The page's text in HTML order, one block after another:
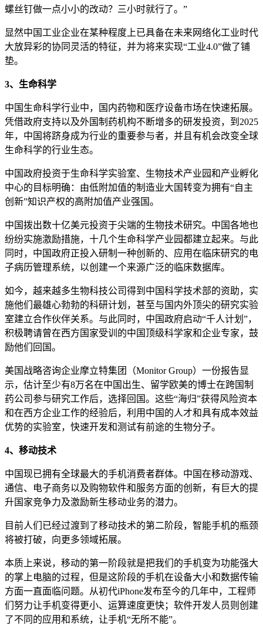
螺丝钉做一点小小的改动？三小时就行了。”
显然中国工业企业在某种程度上已具备在未来网络化工业时代
大放异彩的协同灵活的特征，并为将来实现“工业4.0”做了铺
垫。
3、生命科学
中国生命科学行业中，国内药物和医疗设备市场在快速拓展。
凭借政府支持以及外国制药机构不断增多的研发投资，到2025
年，中国将跻身成为行业的重要参与者，并且有机会改变全球
生命科学的行业生态。
中国政府投资于生命科学实验室、生物技术产业园和产业孵化
中心的目标明确：由低附加值的制造业大国转变为拥有“自主
创新”知识产权的高附加值产业强国。
中国拨出数十亿美元投资于尖端的生物技术研究。中国各地也
纷纷实施激励措施，十几个生命科学产业园都建立起来。与此
同时，中国政府正投入研制一种创新的、应用在临床研究的电
子病历管理系统，以创建一个来源广泛的临床数据库。
如今，越来越多生物科技公司得到中国科学技术部的资助，实
施他们最雄心勃勃的科研计划，甚至与国内外顶尖的研究实验
室建立合作伙伴关系。与此同时，中国政府启动“千人计划”，
积极聘请曾在西方国家受训的中国顶级科学家和企业专家，鼓
励他们回国。
美国战略咨询企业摩立特集团（Monitor Group）一份报告显
示，估计至少有8万名在中国出生、留学欧美的博士在跨国制
药公司参与研究工作后，选择回国。这些“海归”获得风险资本
和在西方企业工作的经验后，利用中国的人才和具有成本效益
优势的实验室，快速开发和测试有前途的生物分子。
4、移动技术
中国现已拥有全球最大的手机消费者群体。中国在移动游戏、
通信、电子商务以及购物软件和服务方面的创新，有巨大的提
升国家竞争力及激励新生移动业务的潜力。
目前人们已经过渡到了移动技术的第二阶段，智能手机的瓶颈
将被打破，向更多领域拓展。
本质上来说，移动的第一阶段就是把我们的手机变为功能强大
的掌上电脑的过程，但是这阶段的手机在设备大小和数据传输
方面一直面临问题。从初代iPhone发布至今的几年中，工程师
们努力让手机变得更小、运算速度更快；软件开发人员则创建
了不同的应用和系统，让手机“无所不能”。